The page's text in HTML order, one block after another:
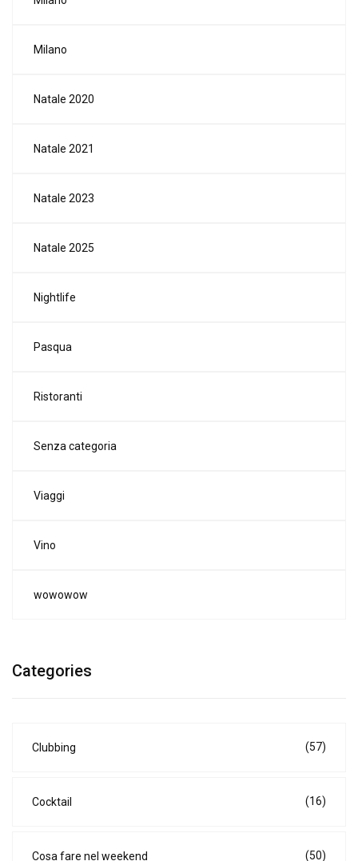
Milano
Natale 2020
Natale 2021
Natale 2023
Natale 2025
Nightlife
Pasqua
Ristoranti
Senza categoria
Viaggi
Vino
wowowow
Categories
Clubbing (57)
Cocktail (16)
Cosa fare nel weekend (50)